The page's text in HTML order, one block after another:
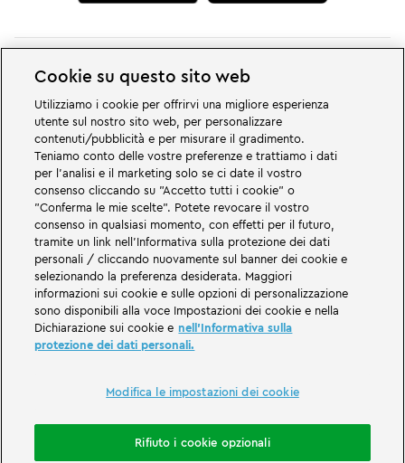
Grandi cose vi aspettano nei mondi avventurosi del parco divertimenti e
per famiglie LEGOLAND in Germania. Scoprite emozionanti attrazioni e
tanto divertimento LEGO®! LEGOLAND in Germania è un parco a tema per
famiglie con bambini di età compresa tra i due e i 12 anni. Il parco
LEGOLAND si trova vicino a Günzburg, in Baviera. LEGOLAND Deutschland è
uno dei parchi di divertimento più grandi della Baviera e uno dei più
conosciuti e popolari della Germania. Il parco a tema offre un'esperienza
unica per adulti e bambini, con le sue 68 attrazioni. Oltre al parco a tema, il
LEGOLAND Resort comprende anche un villaggio turistico con varie
possibilità di pernottamento. I visitatori possono soggiornare in un hotel
sull'isola dei pirati, in case vacanza a tema, nei castelli dei cavalieri, in un
campeggio o persino dentro ai barili.
LEGOLAND Deutschland Resort is part of the Merlin Entertainments Group.
LEGO, the LEGO logo, the Brick and Knob configurations, the Minifigure,
THE LEGO® MOVIE © & ™ LEGO Group & Warner Bros. Entertainment Inc. All
Cookie su questo sito web
Utilizziamo i cookie per offrirvi una migliore esperienza
utente sul nostro sito web, per personalizzare
contenuti/pubblicità e per misurare il gradimento.
Teniamo conto delle vostre preferenze e trattiamo i dati
per l'analisi e il marketing solo se ci date il vostro
consenso cliccando su "Accetto tutti i cookie" o
"Conferma le mie scelte". Potete revocare il vostro
consenso in qualsiasi momento, con effetti per il futuro,
tramite un link nell'Informativa sulla protezione dei dati
personali / cliccando nuovamente sul banner dei cookie e
selezionando la preferenza desiderata. Maggiori
informazioni sui cookie e sulle opzioni di personalizzazione
sono disponibili alla voce Impostazioni dei cookie e nella
Dichiarazione sui cookie e nell'Informativa sulla
protezione dei dati personali.
Modifica le impostazioni dei cookie
Rifiuto i cookie opzionali